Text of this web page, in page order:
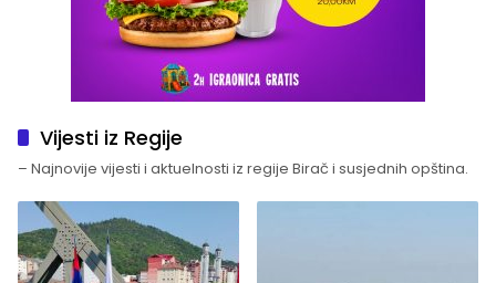
Vijesti iz Regije
– Najnovije vijesti i aktuelnosti iz regije Birač i susjednih opština.